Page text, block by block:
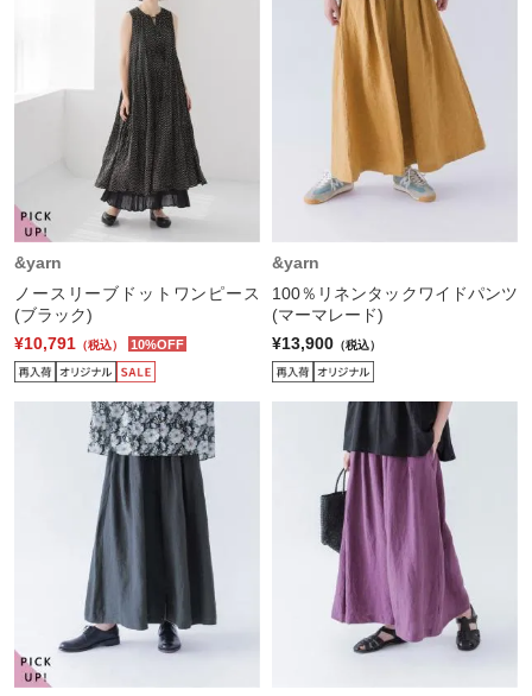
&yarn
ノースリーブドットワンピース
(ブラック)
¥10,791 （税込） 10%OFF
&yarn
100％リネンタックワイドパンツ
(マーマレード)
¥13,900 （税込）